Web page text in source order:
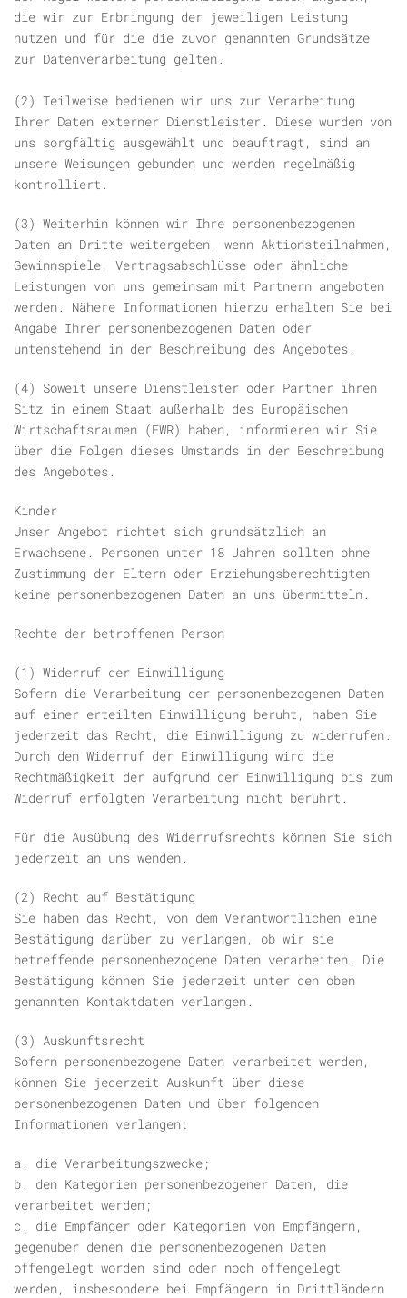
die wir zur Erbringung der jeweiligen Leistung
nutzen und für die die zuvor genannten Grundsätze
zur Datenverarbeitung gelten.
(2) Teilweise bedienen wir uns zur Verarbeitung
Ihrer Daten externer Dienstleister. Diese wurden von
uns sorgfältig ausgewählt und beauftragt, sind an
unsere Weisungen gebunden und werden regelmäßig
kontrolliert.
(3) Weiterhin können wir Ihre personenbezogenen
Daten an Dritte weitergeben, wenn Aktionsteilnahmen,
Gewinnspiele, Vertragsabschlüsse oder ähnliche
Leistungen von uns gemeinsam mit Partnern angeboten
werden. Nähere Informationen hierzu erhalten Sie bei
Angabe Ihrer personenbezogenen Daten oder
untenstehend in der Beschreibung des Angebotes.
(4) Soweit unsere Dienstleister oder Partner ihren
Sitz in einem Staat außerhalb des Europäischen
Wirtschaftsraumen (EWR) haben, informieren wir Sie
über die Folgen dieses Umstands in der Beschreibung
des Angebotes.
Kinder
Unser Angebot richtet sich grundsätzlich an
Erwachsene. Personen unter 18 Jahren sollten ohne
Zustimmung der Eltern oder Erziehungsberechtigten
keine personenbezogenen Daten an uns übermitteln.
Rechte der betroffenen Person
(1) Widerruf der Einwilligung
Sofern die Verarbeitung der personenbezogenen Daten
auf einer erteilten Einwilligung beruht, haben Sie
jederzeit das Recht, die Einwilligung zu widerrufen.
Durch den Widerruf der Einwilligung wird die
Rechtmäßigkeit der aufgrund der Einwilligung bis zum
Widerruf erfolgten Verarbeitung nicht berührt.
Für die Ausübung des Widerrufsrechts können Sie sich
jederzeit an uns wenden.
(2) Recht auf Bestätigung
Sie haben das Recht, von dem Verantwortlichen eine
Bestätigung darüber zu verlangen, ob wir sie
betreffende personenbezogene Daten verarbeiten. Die
Bestätigung können Sie jederzeit unter den oben
genannten Kontaktdaten verlangen.
(3) Auskunftsrecht
Sofern personenbezogene Daten verarbeitet werden,
können Sie jederzeit Auskunft über diese
personenbezogenen Daten und über folgenden
Informationen verlangen:
a. die Verarbeitungszwecke;
b. den Kategorien personenbezogener Daten, die
verarbeitet werden;
c. die Empfänger oder Kategorien von Empfängern,
gegenüber denen die personenbezogenen Daten
offengelegt worden sind oder noch offengelegt
werden, insbesondere bei Empfängern in Drittländern